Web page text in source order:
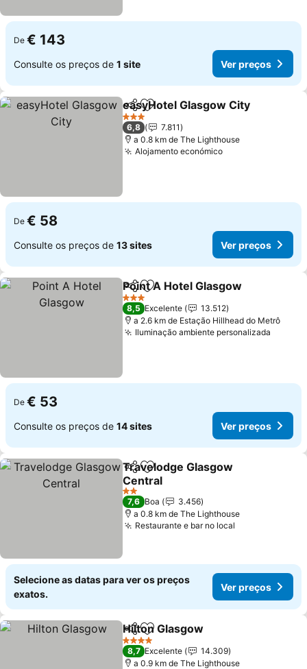
De € 143
Consulte os preços de 1 site Ver preços
PartilharAdicionar aos favoritos
easyHotel Glasgow City
3 Estrelas
6,8
7.811
a 0.8 km de The Lighthouse
Alojamento económicoVer preços
De € 58
Consulte os preços de 13 sites Ver preços
PartilharAdicionar aos favoritos
Point A Hotel Glasgow
3 Estrelas
8,5 Excelente
13.512
a 2.6 km de Estação Hillhead do Metrô
Iluminação ambiente personalizada
De € 53
Consulte os preços de 14 sites Ver preços
PartilharAdicionar aos favoritos
Travelodge Glasgow
Central
Ver preços
2 Estrelas
7,6 Boa
3.456
a 0.8 km de The Lighthouse
Restaurante e bar no local
Selecione as datas para ver os preços
exatos.
Ver preços
PartilharAdicionar aos favoritos
Hilton Glasgow
4 Estrelas
8,7 Excelente
14.309
a 0.9 km de The Lighthouse